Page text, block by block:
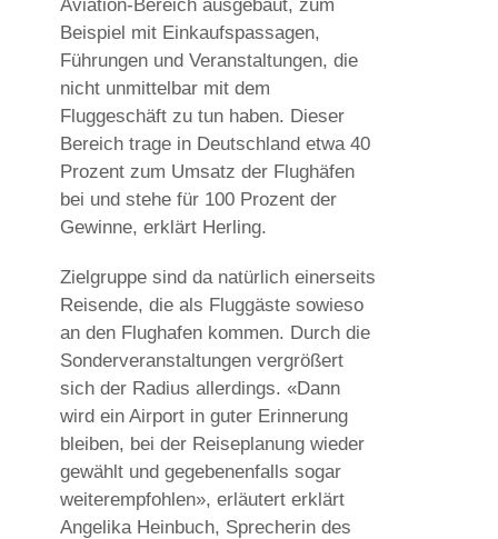
Aviation-Bereich ausgebaut, zum
Beispiel mit Einkaufspassagen,
Führungen und Veranstaltungen, die
nicht unmittelbar mit dem
Fluggeschäft zu tun haben. Dieser
Bereich trage in Deutschland etwa 40
Prozent zum Umsatz der Flughäfen
bei und stehe für 100 Prozent der
Gewinne, erklärt Herling.
Zielgruppe sind da natürlich einerseits
Reisende, die als Fluggäste sowieso
an den Flughafen kommen. Durch die
Sonderveranstaltungen vergrößert
sich der Radius allerdings. «Dann
wird ein Airport in guter Erinnerung
bleiben, bei der Reiseplanung wieder
gewählt und gegebenenfalls sogar
weiterempfohlen», erläutert erklärt
Angelika Heinbuch, Sprecherin des